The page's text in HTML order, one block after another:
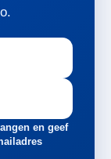
en geef